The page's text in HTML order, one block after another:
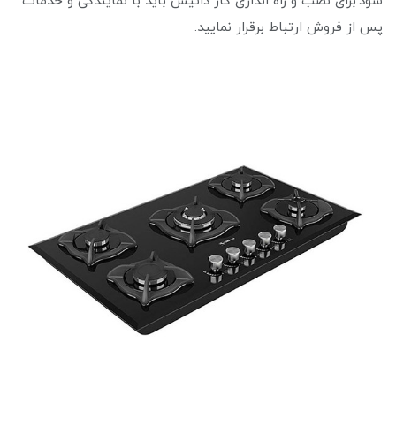
پس از فروش ارتباط برقرار نمایید.